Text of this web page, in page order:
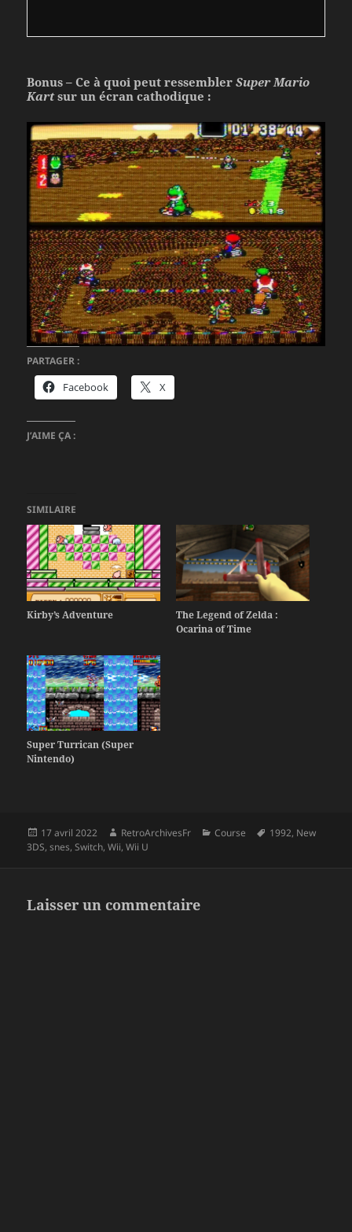
Bonus – Ce à quoi peut ressemblerSuper Mario
Kartsur un écran cathodique :
PARTAGER :
Facebook X
J’AIME ÇA :
SIMILAIRE
Kirby’s Adventure
The Legend of Zelda :
Ocarina of Time
Super Turrican (Super
Nintendo)
Publié
le
17 avril 2022 Auteur
RetroArchivesFr Catégories
Course
Mots-
1992, New
3DS,snes,Switch,Wii,Wii U
Laisser un commentaire